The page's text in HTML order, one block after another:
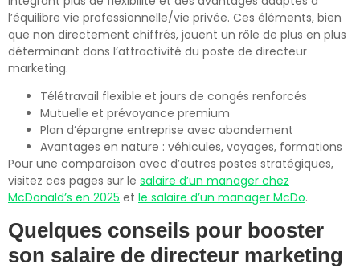
l’équilibre vie professionnelle/vie privée. Ces éléments, bien
que non directement chiffrés, jouent un rôle de plus en plus
déterminant dans l’attractivité du poste de directeur
marketing.
Télétravail flexible et jours de congés renforcés
Mutuelle et prévoyance premium
Plan d’épargne entreprise avec abondement
Avantages en nature : véhicules, voyages, formations
Pour une comparaison avec d’autres postes stratégiques,
visitez ces pages sur le salaire d’un manager chez
McDonald’s en 2025 et le salaire d’un manager McDo.
Quelques conseils pour booster
son salaire de directeur marketing